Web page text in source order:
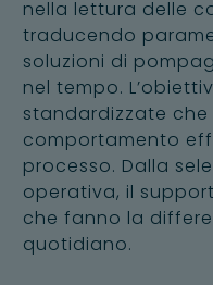
nella lettura delle
traducendo
soluzioni di
nel tempo.
standardizzate
comportamento
processo. Dalla
operativa, il
che fanno la
quotidiano.